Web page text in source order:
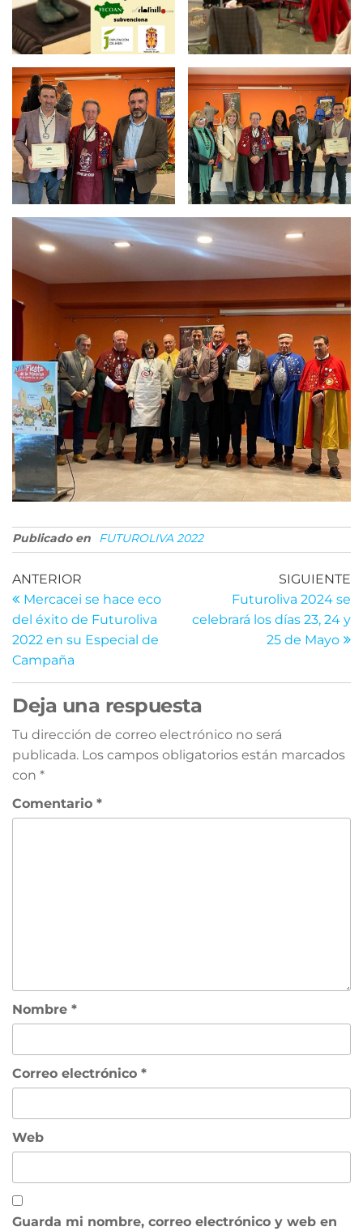
Publicado en FUTUROLIVA 2022
Navegación
de
entradas
Entrada
anterior
ANTERIOR
Mercacei se hace eco
del éxito de Futuroliva
2022 en su Especial de
Campaña
SIGUIENTE
Futuroliva 2024 se
celebrará los días 23, 24 y
25 de Mayo
Deja una respuesta
Tu dirección de correo electrónico no será
publicada. Los campos obligatorios están marcados
con *
Comentario *
Nombre *
Correo electrónico *
Web
Guarda mi nombre, correo electrónico y web en